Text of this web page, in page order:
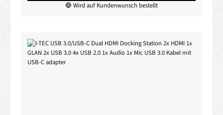
🔵 Wird auf Kundenwunsch bestellt